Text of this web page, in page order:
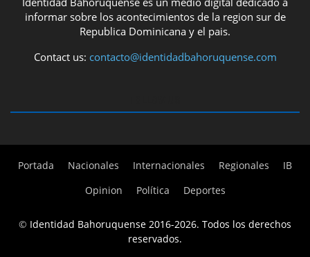
informar sobre los acontecimientos de la region sur de
Republica Dominicana y el pais.
Contact us: contacto@identidadbahoruquense.com
Portada Nacionales Internacionales Regionales
IB
Opinion
Política Deportes
© Identidad Bahoruquense 2016-2026. Todos los derechos
reservados.